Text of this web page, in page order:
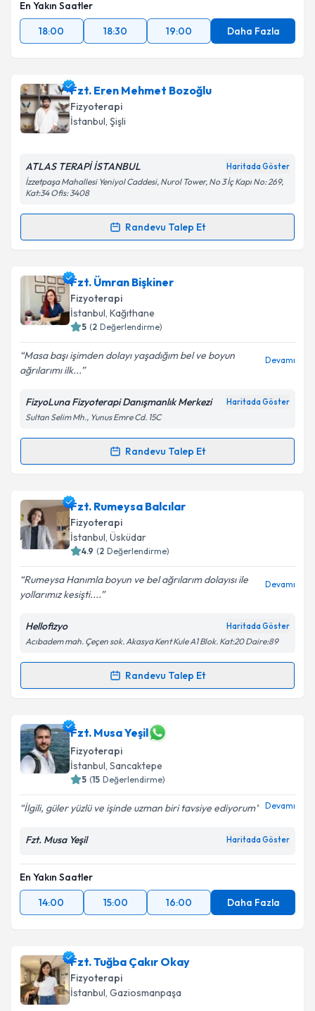
En Yakın Saatler
18:00
18:30 19:00 Daha Fazla
Fzt. Eren Mehmet Bozoğlu
Fizyoterapi
İstanbul, Şişli
ATLAS TERAPİ İSTANBUL Haritada Göster
İzzetpaşa Mahallesi Yeniyol Caddesi, Nurol Tower, No 3 İç Kapı No: 269,
Kat:34 Ofis: 3408
Randevu Talep Et
Randevu Takvimi Talebi
Fzt. Eren Mehmet Bozoğlu
talebi oluşturun. Size bu uzmandan randevu almanız
için bir takvim hazırlandığında e-posta ile
bilgilendireceğiz.
E-posta Adresiniz
Kişisel verilerimin işlenmesine ilişkin
Metni'ni okudum ve kişisel verilerimin belirtilen
kapsamda işlenmesini kabul ediyorum.
Fzt. Ümran Bişkiner
Fizyoterapi
İstanbul, Kağıthane
5 (2 Değerlendirme)
Masa başı işimden dolayı yaşadığım bel ve boyun
ağrılarımı ilk...
Devamı
FizyoLuna Fizyoterapi Danışmanlık Merkezi Haritada Göster
Sultan Selim Mh., Yunus Emre Cd. 15C
Randevu Talep Et
Randevu Takvimi Talebi
Fzt. Ümran Bişkiner için randevu takvimi talebi
oluşturun. Size bu uzmandan randevu almanız için bir
takvim hazırlandığında e-posta ile bilgilendireceğiz.
Aydınlatma
Metni'ni okudum ve kişisel verilerimin belirtilen
kapsamda işlenmesini kabul ediyorum.
Fzt. Rumeysa Balcılar
Fizyoterapi
İstanbul, Üsküdar
4.9 (2 Değerlendirme)
Rumeysa Hanımla boyun ve bel ağrılarım dolayısı ile
yollarımız kesişti....
Devamı
Hellofizyo Haritada Göster
Acıbadem mah. Çeçen sok. Akasya Kent Kule A1 Blok. Kat:20 Daire:89
Randevu Talep Et
Randevu Takvimi Talebi
Fzt. Rumeysa Balcılariçin randevu takvimi talebi
oluşturun. Size bu uzmandan randevu almanız için bir
takvim hazırlandığında e-posta ile bilgilendireceğiz.
E-posta Adresiniz
kapsamda işlenmesini kabul ediyorum.
Fzt. Musa Yeşil
Fizyoterapi
İstanbul, Sancaktepe
5 (15 Değerlendirme)
İlgili, güler yüzlü ve işinde uzman biri tavsiye ediyorum Devamı
Fzt. Musa Yeşil Haritada Göster
En Yakın Saatler
14:00
15:00 16:00 Daha Fazla
Fzt. Tuğba Çakır Okay
Fizyoterapi
İstanbul, Gaziosmanpaşa